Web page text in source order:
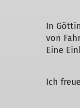
In
von
Eine
Ich